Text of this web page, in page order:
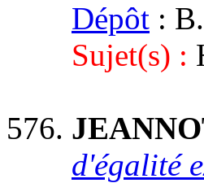
Dépôt :
Sujet(s) :
d'égalité